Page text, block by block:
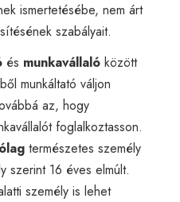
ismertetésébe, nem árt
szabályait.
és munkavállaló között
munkáltató váljon
az, hogy
foglalkoztasson.
természetes személy
szerint 16 éves elmúlt.
személy is lehet